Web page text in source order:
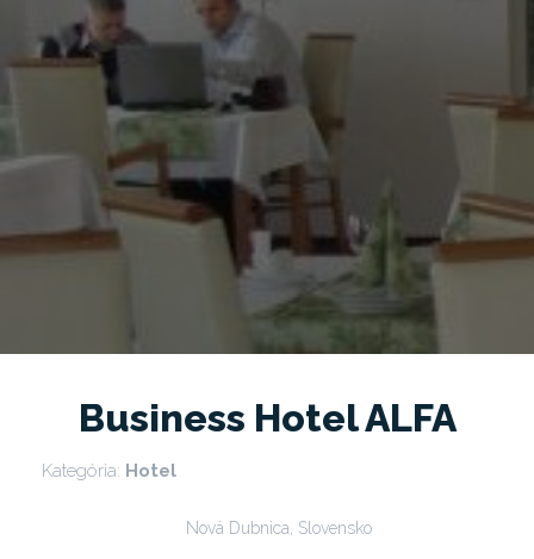
Business Hotel ALFA
Kategória: Hotel
Nová Dubnica, Slovensko